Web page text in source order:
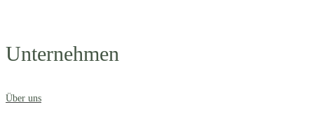
Unternehmen
Über uns